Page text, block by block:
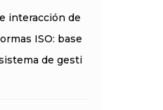
interacción de
ISO: base
de gesti